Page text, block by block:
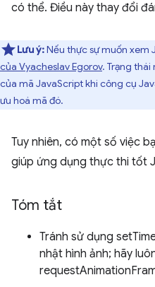
có thể. Điều này thay đổi
Lưu ý:Nếu thực sự muốn xem
của Vyacheslav Egorov. Trạng
của mã JavaScript khi công cụ
ưu hoá mã đó.
Tuy nhiên, có một số việc
giúp ứng dụng thực thi tốt
Tóm tắt
Tránh sử dụng
nhật hình ảnh; hãy